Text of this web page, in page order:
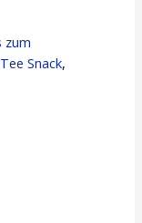
zum
Tee Snack,